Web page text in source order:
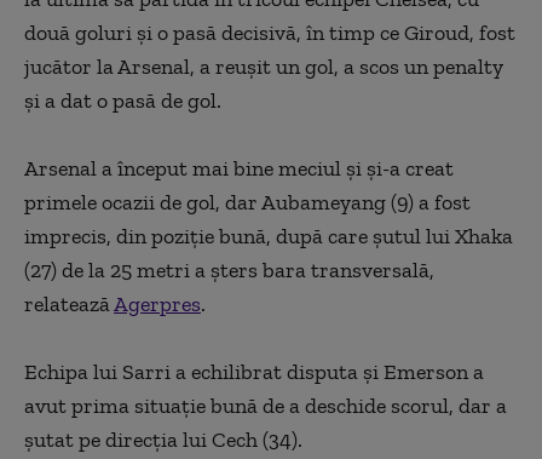
două goluri şi o pasă decisivă, în timp ce Giroud, fost
jucător la Arsenal, a reuşit un gol, a scos un penalty
şi a dat o pasă de gol.
Arsenal a început mai bine meciul şi şi-a creat
primele ocazii de gol, dar Aubameyang (9) a fost
imprecis, din poziţie bună, după care şutul lui Xhaka
(27) de la 25 metri a şters bara transversală,
relateazăAgerpres.
Echipa lui Sarri a echilibrat disputa şi Emerson a
avut prima situaţie bună de a deschide scorul, dar a
şutat pe direcţia lui Cech (34).